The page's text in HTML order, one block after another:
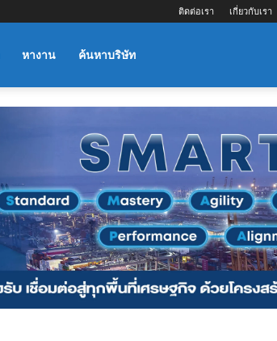
ติดต่อเรา เกี่ยวกับเรา
หางาน ค้นหาบริษัท